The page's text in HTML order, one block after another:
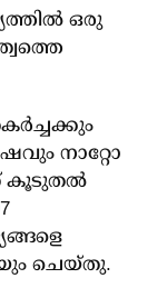
ഒരു
നാറ്റോ
അത് കൂടുതല്‍
ചെയ്തു.